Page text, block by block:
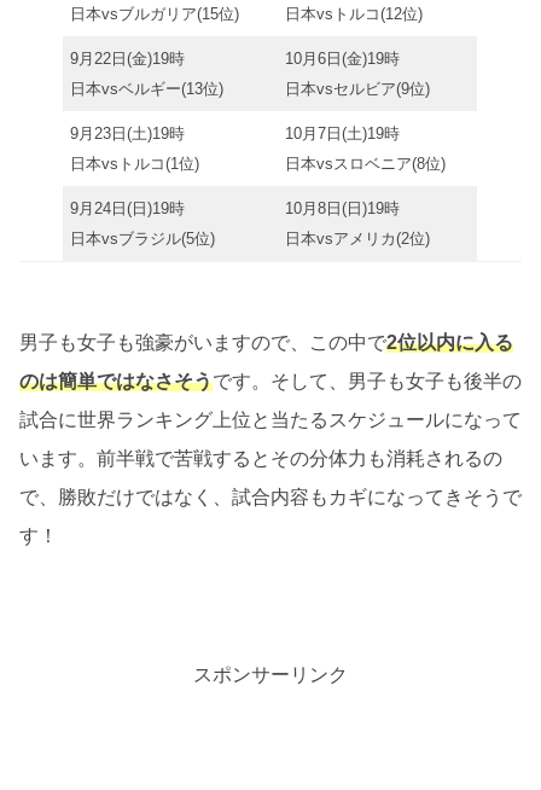
日本vsブルガリア(15位)
日本vsトルコ(12位)
9月22日(金)19時
日本vsベルギー(13位)
10月6日(金)19時
日本vsセルビア(9位)
9月23日(土)19時
日本vsトルコ(1位)
10月7日(土)19時
日本vsスロベニア(8位)
9月24日(日)19時
日本vsブラジル(5位)
10月8日(日)19時
日本vsアメリカ(2位)
男子も女子も強豪がいますので、この中で2位以内に入る
のは簡単ではなさそうです。そして、男子も女子も後半の
試合に世界ランキング上位と当たるスケジュールになって
います。前半戦で苦戦するとその分体力も消耗されるの
で、勝敗だけではなく、試合内容もカギになってきそうで
す！
スポンサーリンク